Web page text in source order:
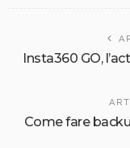
Insta360 GO,
Come fare